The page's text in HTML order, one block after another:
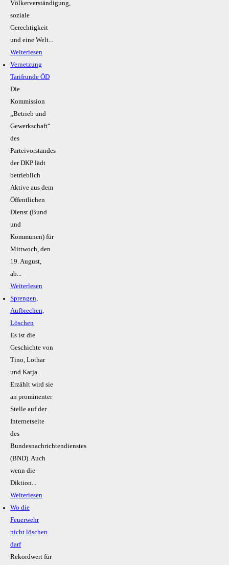
Völkerverständigung,
soziale
Gerechtigkeit
und eine Welt...
Weiterlesen
Vernetzung
Tarifrunde ÖD
Die
Kommission
„Betrieb und
Gewerkschaft“
des
Parteivorstandes
der DKP lädt
betrieblich
Aktive aus dem
Öffentlichen
Dienst (Bund
und
Kommunen) für
Mittwoch, den
19. August,
ab...
Weiterlesen
Sprengen,
Aufbrechen,
Löschen
Es ist die
Geschichte von
Tino, Lothar
und Katja.
Erzählt wird sie
an prominenter
Stelle auf der
Internetseite
des
Bundesnachrichtendienstes
(BND). Auch
wenn die
Diktion...
Weiterlesen
Wo die
Feuerwehr
nicht löschen
darf
Rekordwert für